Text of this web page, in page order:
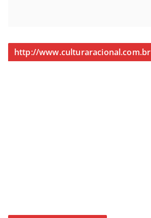
http://www.culturaracional.com.br